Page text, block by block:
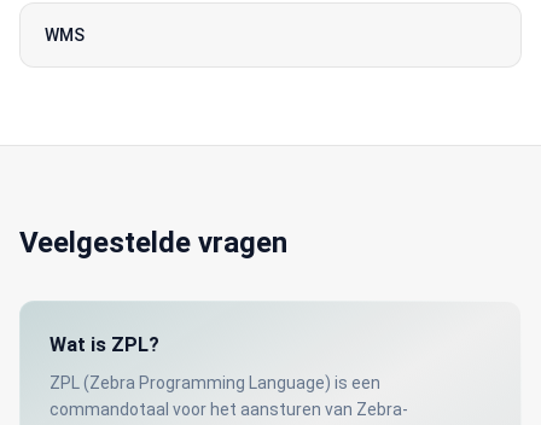
WMS
Veelgestelde vragen
Wat is ZPL?
ZPL (Zebra Programming Language) is een
commandotaal voor het aansturen van Zebra-